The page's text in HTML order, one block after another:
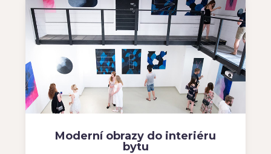
Moderní obrazy do interiéru
bytu